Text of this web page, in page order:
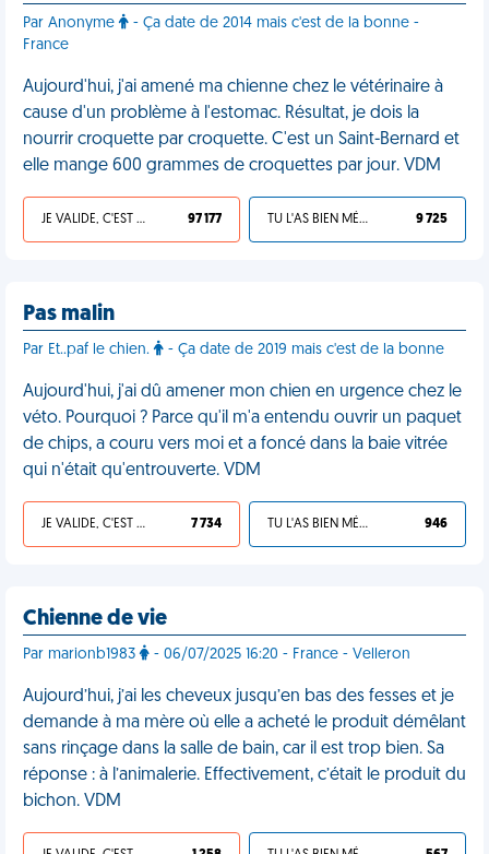
Par Anonyme
- Ça date de 2014 mais c'est de la bonne -
France
Aujourd'hui, j'ai amené ma chienne chez le vétérinaire à
cause d'un problème à l'estomac. Résultat, je dois la
nourrir croquette par croquette. C'est un Saint-Bernard et
elle mange 600 grammes de croquettes par jour. VDM
JE VALIDE, C'EST UNE VDM 97 177 TU L'AS BIEN MÉRITÉ 9 725
Pas malin
Par Et..paf le chien. - Ça date de 2019 mais c'est de la bonne
Aujourd'hui, j'ai dû amener mon chien en urgence chez le
véto. Pourquoi ? Parce qu'il m'a entendu ouvrir un paquet
de chips, a couru vers moi et a foncé dans la baie vitrée
qui n'était qu'entrouverte. VDM
JE VALIDE, C'EST UNE VDM 7 734 TU L'AS BIEN MÉRITÉ 946
Chienne de vie
Par marionb1983 - 06/07/2025 16:20 - France - Velleron
Aujourd’hui, j’ai les cheveux jusqu’en bas des fesses et je
demande à ma mère où elle a acheté le produit démêlant
sans rinçage dans la salle de bain, car il est trop bien. Sa
réponse : à l’animalerie. Effectivement, c’était le produit du
bichon. VDM